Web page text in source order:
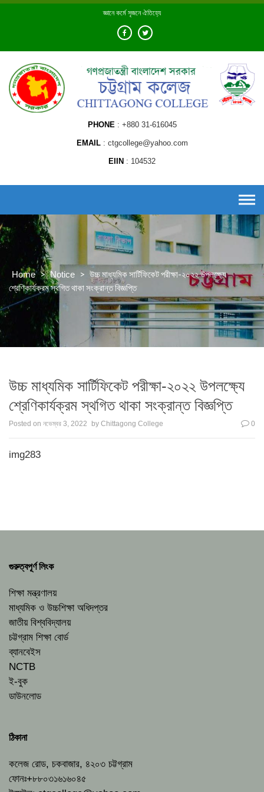
Skip
জ্ঞানে কর্মে সৃজনে ঐতিহ্যে
PHONE +880 31-616045
EMAIL ctgcollege@yahoo.com
EIIN 104532
Home > Notice > উচ্চ মাধ্যমিক সার্টিফিকেট পরীক্ষা-২০২২ উপলক্ষ্যে
শ্রেণিকার্যক্রম স্থগিত থাকা সংক্রান্ত বিজ্ঞপ্তি
উচ্চ মাধ্যমিক সার্টিফিকেট পরীক্ষা-২০২২ উপলক্ষ্যে
শ্রেণিকার্যক্রম স্থগিত থাকা সংক্রান্ত বিজ্ঞপ্তি
Posted on নভেম্বর 3, 2022 by Chittagong College 0
img283
গুরুত্বপূর্ণ লিংক
শিক্ষা মন্ত্রণালয়
মাধ্যমিক ও উচ্চশিক্ষা অধিদপ্তর
জাতীয় বিশ্ববিদ্যালয়
চট্টগ্রাম শিক্ষা বোর্ড
ব্যানবেইস
NCTB
ই-বুক
ডাউনলোড
ঠিকানা
কলেজ রোড, চকবাজার, ৪২০৩ চট্টগ্রাম
ফোনঃ+৮৮০৩১৬১৬০৪৫